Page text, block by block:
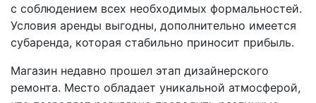
с соблюдением всех необходимых формальностей.
Условия аренды выгодны, дополнительно имеется
субаренда, которая стабильно приносит прибыль.
Магазин недавно прошел этап дизайнерского
ремонта. Место обладает уникальной атмосферой,